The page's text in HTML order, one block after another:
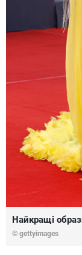
Найкращі
© gettyimages